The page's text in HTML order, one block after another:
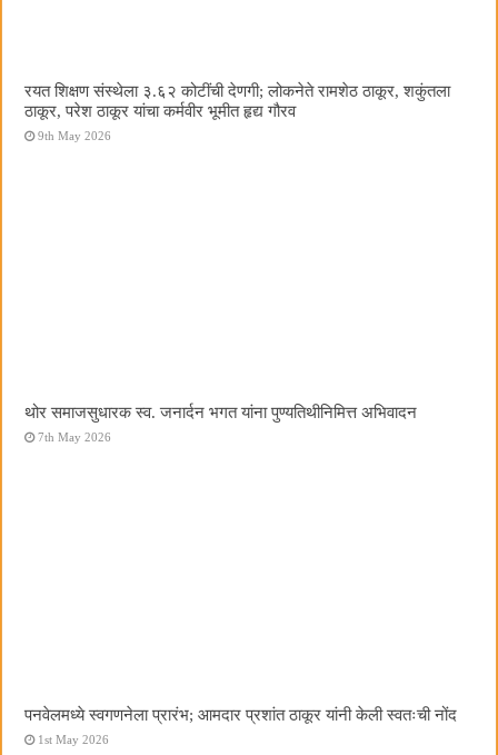
रयत शिक्षण संस्थेला ३.६२ कोटींची देणगी; लोकनेते रामशेठ ठाकूर, शकुंतला
ठाकूर, परेश ठाकूर यांचा कर्मवीर भूमीत हृद्य गौरव
9th May 2026
थोर समाजसुधारक स्व. जनार्दन भगत यांना पुण्यतिथीनिमित्त अभिवादन
7th May 2026
पनवेलमध्ये स्वगणनेला प्रारंभ; आमदार प्रशांत ठाकूर यांनी केली स्वतःची नोंद
1st May 2026